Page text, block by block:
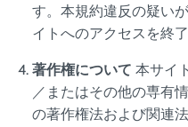
す。本規約違反の疑い
イトへのアクセスを終
著作権について 本サイ
／またはその他の専有
の著作権法および関連